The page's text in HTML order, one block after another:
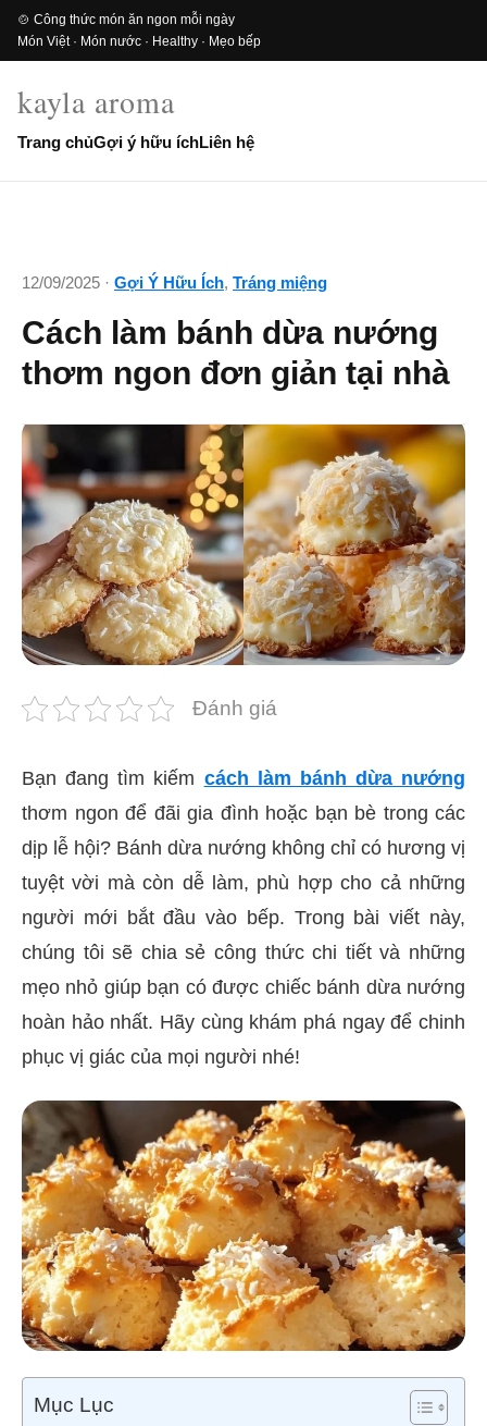
🍲 Công thức món ăn ngon mỗi ngày
Món Việt · Món nước · Healthy · Mẹo bếp
kayla aroma
Trang chủGợi ý hữu íchLiên hệ
12/09/2025 · Gợi Ý Hữu Ích, Tráng miệng
Cách làm bánh dừa nướng
thơm ngon đơn giản tại nhà
Đánh giá
Bạn đang tìm kiếm cách làm bánh dừa nướng
thơm ngon để đãi gia đình hoặc bạn bè trong các
dịp lễ hội? Bánh dừa nướng không chỉ có hương vị
tuyệt vời mà còn dễ làm, phù hợp cho cả những
người mới bắt đầu vào bếp. Trong bài viết này,
chúng tôi sẽ chia sẻ công thức chi tiết và những
mẹo nhỏ giúp bạn có được chiếc bánh dừa nướng
hoàn hảo nhất. Hãy cùng khám phá ngay để chinh
phục vị giác của mọi người nhé!
Mục Lục